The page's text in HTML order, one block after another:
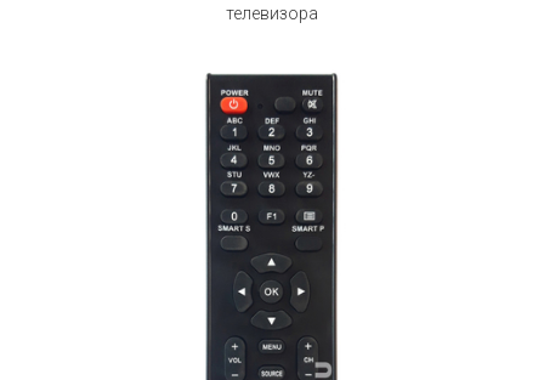
телевизора